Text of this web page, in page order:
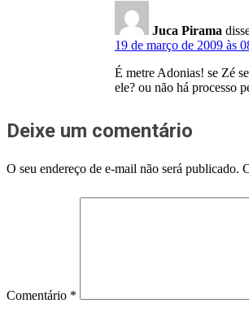
Juca Pirama
19 de março de 2009 às
É metre Adonias! se Zé
ele? ou não há processo
Deixe um comentário
O seu endereço de e-mail não será publicado.
Comentário *